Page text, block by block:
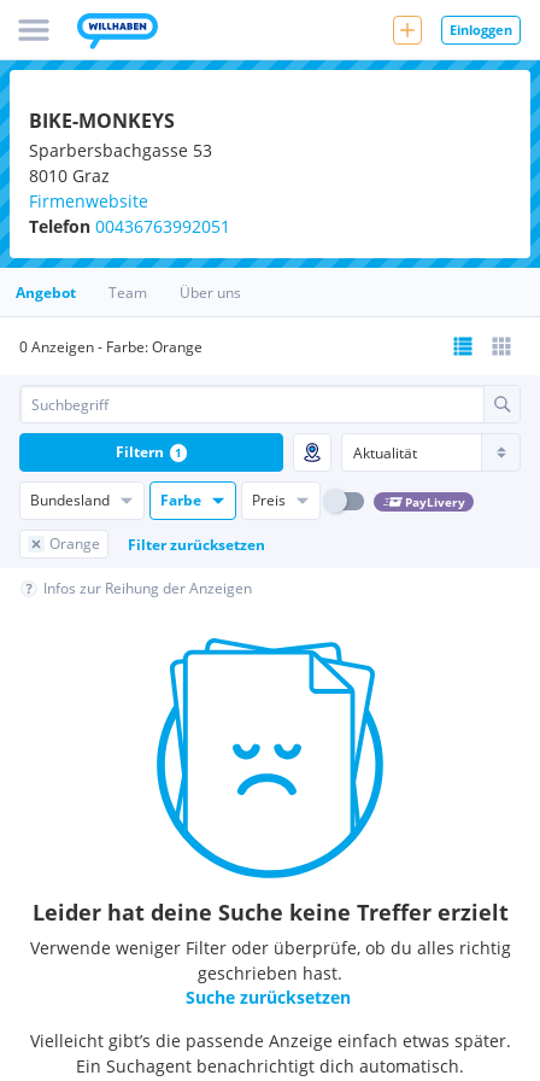
Einloggen
BIKE-MONKEYS
Sparbersbachgasse 53
8010 Graz
Firmenwebsite
Telefon 00436763992051
Angebot Team Über uns
0 Anzeigen - Farbe: Orange
Bundesland Farbe Preis PayLivery
Orange Filter zurücksetzen
Filtern 1
Infos zur Reihung der Anzeigen
Leider hat deine Suche keine Treffer erzielt
Verwende weniger Filter oder überprüfe, ob du alles richtig
geschrieben hast.
Suche zurücksetzen
Vielleicht gibt’s die passende Anzeige einfach etwas später.
Ein Suchagent benachrichtigt dich automatisch.